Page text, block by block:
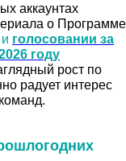
аккаунтах
о Программе
и голосовании за
году
рост по
радует интерес